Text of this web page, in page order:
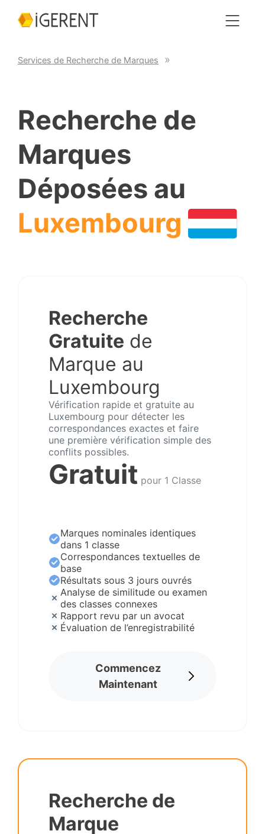
Services de Recherche de Marques
Recherche de
Marques
Déposées au
Luxembourg
Recherche
Gratuite de
Marque au
Luxembourg
Vérification rapide et gratuite au
Luxembourg pour détecter les
correspondances exactes et faire
une première vérification simple des
conflits possibles.
Gratuit pour 1 Classe
Commencez
Maintenant
Marques nominales identiques
dans 1 classe
Correspondances textuelles de
base
Résultats sous 3 jours ouvrés
Analyse de similitude ou examen
des classes connexes
Rapport revu par un avocat
Évaluation de l’enregistrabilité
Recherche de
Marque